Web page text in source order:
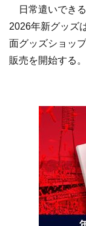
日常遣いでき
2026年新グッズ
面グッズショッ
販売を開始する。